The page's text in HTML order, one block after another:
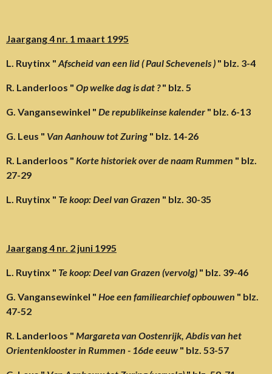
Jaargang 4 nr. 1 maart 1995
L. Ruytinx " Afscheid van een lid ( Paul Schevenels ) " blz. 3-4
R. Landerloos " Op welke dag is dat ?" blz. 5
G. Vangansewinkel " De republikeinse kalender " blz. 6-13
G. Leus " Van Aanhouw tot Zuring " blz. 14-26
R. Landerloos " Korte historiek over de naam Rummen " blz.
27-29
L. Ruytinx " Te koop: Deel van Grazen " blz. 30-35
Jaargang 4 nr. 2 juni 1995
L. Ruytinx " Te koop: Deel van Grazen (vervolg) " blz. 39-46
G. Vangansewinkel " Hoe een familiearchief opbouwen " blz.
47-52
R. Landerloos " Margareta van Oostenrijk, Abdis van het
Orientenklooster in Rummen - 16de eeuw " blz. 53-57